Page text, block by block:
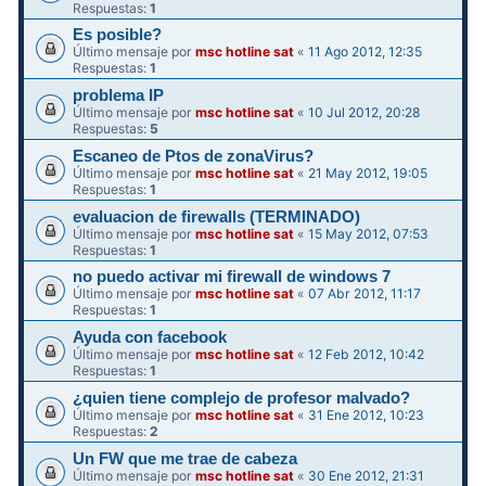
Respuestas:1
Es posible?
Último mensaje pormsc hotline sat «11 Ago 2012, 12:35
Respuestas:1
problema IP
Último mensaje pormsc hotline sat «10 Jul 2012, 20:28
Respuestas: 5
Escaneo de Ptos de zonaVirus?
Último mensaje pormsc hotline sat « 21 May 2012, 19:05
Respuestas:1
evaluacion de firewalls (TERMINADO)
Último mensaje pormsc hotline sat «15 May 2012, 07:53
Respuestas:1
no puedo activar mi firewall de windows 7
Último mensaje pormsc hotline sat «07 Abr 2012, 11:17
Respuestas:1
Ayuda con facebook
Último mensaje pormsc hotline sat «12 Feb 2012, 10:42
Respuestas:1
¿quien tiene complejo de profesor malvado?
Último mensaje pormsc hotline sat « 31 Ene 2012, 10:23
Respuestas:2
Un FW que me trae de cabeza
Último mensaje pormsc hotline sat « 30 Ene 2012, 21:31